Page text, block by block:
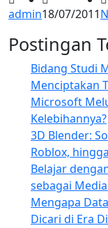
admin18/07/2011
Postingan
Bidang Studi
Menciptakan
Microsoft
Kelebihannya?
3D Blender:
Roblox,
Belajar
sebagai
Mengapa
Dicari di Era